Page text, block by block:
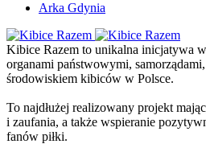
Arka Gdynia
Kibice Razem to unikalna inicjatywa
organami państwowymi,
środowiskiem kibiców w Polsce.
To najdłużej realizowany projekt
i zaufania, a także wspieranie
fanów piłki.